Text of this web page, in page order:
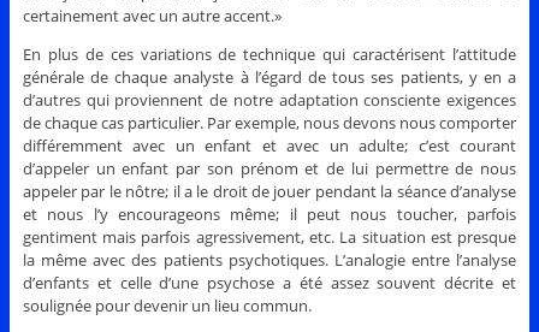
certainement avec un autre accent.»
En plus de ces variations de technique qui caractérisent l’attitude
générale de chaque analyste à l’égard de tous ses patients, y en a
d’autres qui proviennent de notre adaptation consciente exigences
de chaque cas particulier. Par exemple, nous devons nous comporter
différemment avec un enfant et avec un adulte; c’est courant
d’appeler un enfant par son prénom et de lui permettre de nous
appeler par le nôtre; il a le droit de jouer pendant la séance d’analyse
et nous l’y encourageons même; il peut nous toucher, parfois
gentiment mais parfois agressivement, etc. La situation est presque
la même avec des patients psychotiques. L’analogie entre l’analyse
d’enfants et celle d’une psychose a été assez souvent décrite et
soulignée pour devenir un lieu commun.